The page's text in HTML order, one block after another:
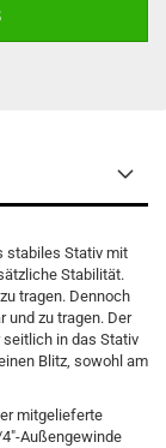
stabiles Stativ mit
Stabilität.
tragen. Dennoch
und zu tragen. Der
in das Stativ
Blitz, sowohl am
mitgelieferte
Außengewinde